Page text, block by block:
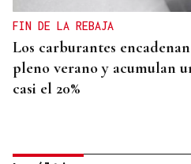
FIN DE LA REBAJA
Los carburantes
pleno verano y acumulan
casi el 20%